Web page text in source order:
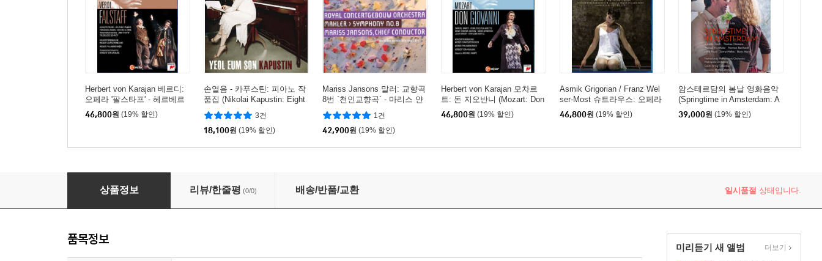
Herbert von Karajan 베르디:
오페라 '팔스타프' - 헤르베르
트 폰 카라얀 (Verdi: Falstaff)
46,800원 (19% 할인)
손열음 - 카푸스틴: 피아노 작
품집 (Nikolai Kapustin: Eight
Concert Etudes, Variations,
Moon Rainbow, Sonata)
3건
18,100원 (19% 할인)
Mariss Jansons 말러: 교향곡
8번 `천인교향곡` - 마리스 얀
손스 (Mahler: Symphony No.
8)
1건
42,900원 (19% 할인)
Herbert von Karajan 모차르
트: 돈 지오반니 (Mozart: Don
Giovanni, K527)
46,800원 (19% 할인)
Asmik Grigorian / Franz Wel
ser-Most 슈트라우스: 오페라
'살로메' (R. Strauss: Salome)
46,800원 (19% 할인)
암스테르담의 봄날 영화음악
(Springtime in Amsterdam: A
Film By Christof Loy)
39,000원 (19% 할인)
Herbert von Karajan 베르디: 오페라 '돈 카를로' - 헤르베르트 폰 카라얀 (Verdi: Don Carlo)
상품정보 리뷰/한줄평 (0/0) 배송/반품/교환 일시품절 상태입니다.
미리듣기 새 앨범 더보기
품목정보